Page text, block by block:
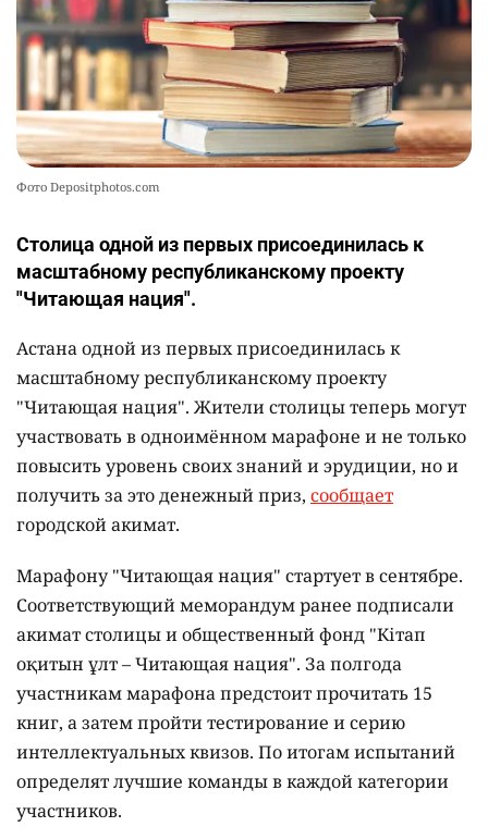
Фото Depositphotos.com
Столица одной из первых присоединилась к
масштабному республиканскому проекту
"Читающая нация".
Астана одной из первых присоединилась к
масштабному республиканскому проекту
"Читающая нация". Жители столицы теперь могут
участвовать в одноимённом марафоне и не только
повысить уровень своих знаний и эрудиции, но и
получить за это денежный приз, сообщает
городской акимат.
Марафону "Читающая нация" стартует в сентябре.
Соответствующий меморандум ранее подписали
акимат столицы и общественный фонд "Кітап
оқитын ұлт – Читающая нация". За полгода
участникам марафона предстоит прочитать 15
книг, а затем пройти тестирование и серию
интеллектуальных квизов. По итогам испытаний
определят лучшие команды в каждой категории
участников.